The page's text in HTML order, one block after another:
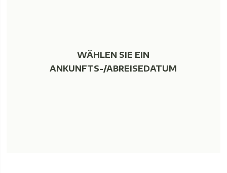
WÄHLEN SIE EIN
ANKUNFTS-/ABREISEDATUM